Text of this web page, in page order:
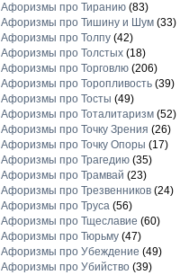
Афоризмы про Тиранию(83)
Афоризмы про Тишину и Шум(33)
Афоризмы про Толпу(42)
Афоризмы про Толстых(18)
Афоризмы про Торговлю(206)
Афоризмы про Торопливость(39)
Афоризмы про Тосты (49)
Афоризмы про Тоталитаризм(52)
Афоризмы про Точку Зрения (26)
Афоризмы про Точку Опоры (17)
Афоризмы про Трагедию(35)
Афоризмы про Трамвай (23)
Афоризмы про Трезвенников(24)
Афоризмы про Труса(56)
Афоризмы про Тщеславие (60)
Афоризмы про Тюрьму(47)
Афоризмы про Убеждение (49)
Афоризмы про Убийство(39)